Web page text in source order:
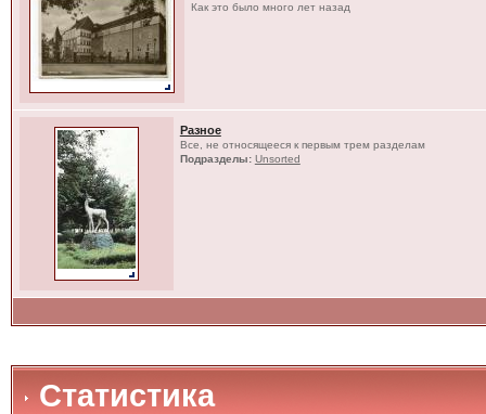
Как это было много лет назад
Разное
Все, не относящееся к первым трем разделам
Подразделы: Unsorted
Статистика